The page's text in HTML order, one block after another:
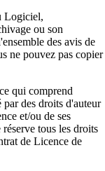
Logiciel,
ou son
des avis de
ne pouvez pas copier
qui comprend
par des droits d'auteur
et/ou de ses
tous les droits
de Licence de